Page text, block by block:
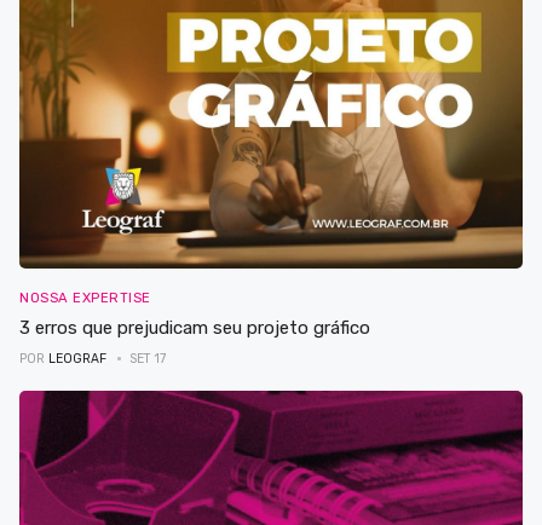
NOSSA EXPERTISE
3 erros que prejudicam seu projeto gráfico
POR LEOGRAF SET 17